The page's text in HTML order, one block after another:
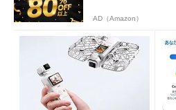
AD（Amazon）